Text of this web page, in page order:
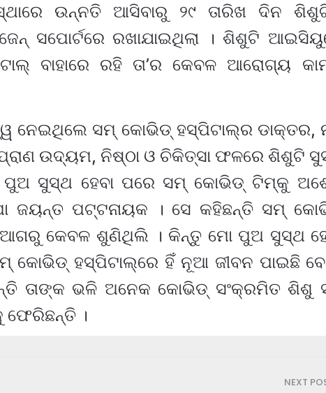
ଉନ୍ନତି ଆସିବାରୁ ୨୯ ତାରିଖ ଦିନ
ସପୋର୍ଟରେ ରଖାଯାଇଥିଲା । ଶିଶୁଟି
ବାହାରେ ରହି ତା’ର କେବଳ ଆରୋଗ୍ୟ
ନେଇଥିଲେ ସମ୍ କୋଭିଡ୍ ହସ୍ପିଟାଲ୍‌ର ଡାକ୍ତର,
ଉଦ୍ୟମ, ନିଷ୍ଠା ଓ ଚିକିତ୍ସା ଫଳରେ ଶିଶୁଟି
ପୁଅ ସୁସ୍ଥ ହେବା ପରେ ସମ୍ କୋଭିଡ୍ ଟିମ୍‌କୁ
ଜୟନ୍ତ ପଟ୍ଟନାୟକ । ସେ କହିଛନ୍ତି ସମ୍
କେବଳ ଶୁଣିଥିଲି । କିନ୍ତୁ ମୋ ପୁଅ ସୁସ୍ଥ
କୋଭିଡ୍ ହସ୍ପିଟାଲ୍‌ରେ ହିଁ ନୂଆ ଜୀବନ ପାଇଛି
ତାଙ୍କ ଭଳି ଅନେକ କୋଭିଡ୍ ସଂକ୍ରମିତ ଶିଶୁ
।
NEXT